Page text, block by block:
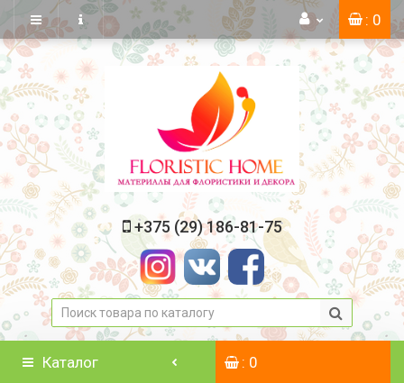
: 0
+375 (29) 186-81-75
Каталог : 0